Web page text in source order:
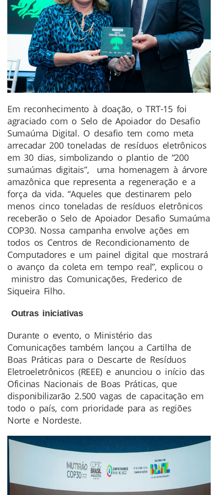
Em reconhecimento à doação, o TRT-15 foi
agraciado com o Selo de Apoiador do Desafio
Sumaúma Digital. O desafio tem como meta
arrecadar 200 toneladas de resíduos eletrônicos
em 30 dias, simbolizando o plantio de “200
sumaúmas digitais”, uma homenagem à árvore
amazônica que representa a regeneração e a
força da vida. “Aqueles que destinarem pelo
menos cinco toneladas de resíduos eletrônicos
receberão o Selo de Apoiador Desafio Sumaúma
COP30. Nossa campanha envolve ações em
todos os Centros de Recondicionamento de
Computadores e um painel digital que mostrará
o avanço da coleta em tempo real”, explicou o
ministro das Comunicações, Frederico de
Siqueira Filho.
Outras iniciativas
Durante o evento, o Ministério das
Comunicações também lançou a Cartilha de
Boas Práticas para o Descarte de Resíduos
Eletroeletrônicos (REEE) e anunciou o início das
Oficinas Nacionais de Boas Práticas, que
disponibilizarão 2.500 vagas de capacitação em
todo o país, com prioridade para as regiões
Norte e Nordeste.